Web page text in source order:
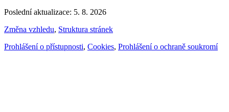
Poslední aktualizace: 5. 8. 2026
Změna vzhledu, Struktura stránek
Prohlášení o přístupnosti, Cookies, Prohlášení o ochraně soukromí